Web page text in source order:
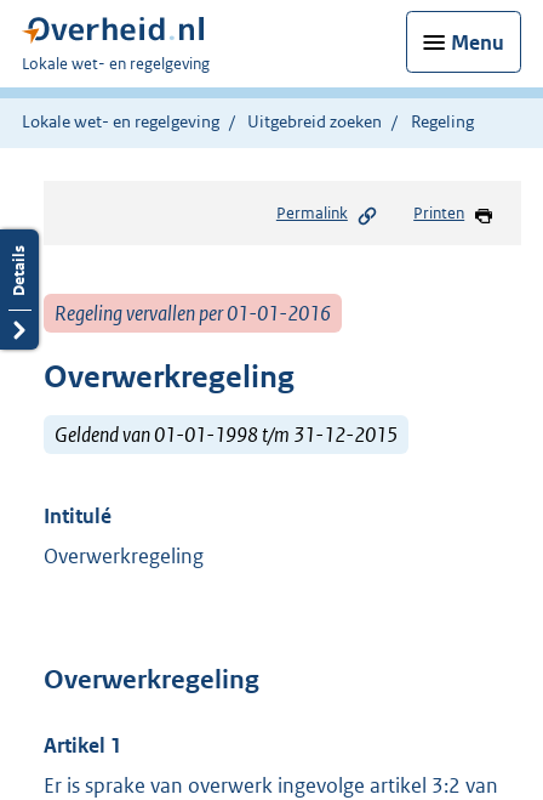
Menu
U
bent
hier:
Lokale wet- en regelgeving
Lokale wet- en regelgeving Uitgebreid zoeken Regeling
Permalink Printen
Regeling vervallen per 01-01-2016
Overwerkregeling
Geldend van 01-01-1998 t/m 31-12-2015
Intitulé
Overwerkregeling
Overwerkregeling
Artikel 1
Er is sprake van overwerk ingevolge artikel 3:2 van